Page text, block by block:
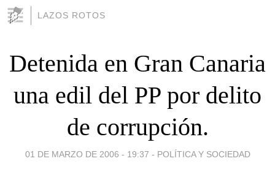
LAZOS ROTOS
Detenida en Gran Canaria
una edil del PP por delito
de corrupción.
01 DE MARZO DE 2006 - 19:37 - POLÍTICA Y SOCIEDAD